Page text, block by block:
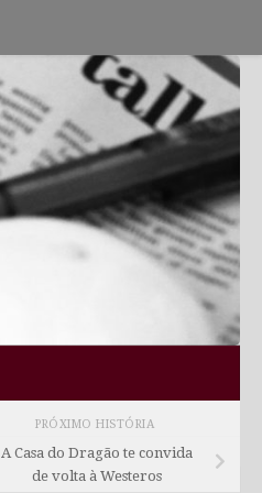
PRÓXIMO HISTÓRIA
A Casa do Dragão te convida
de volta à Westeros